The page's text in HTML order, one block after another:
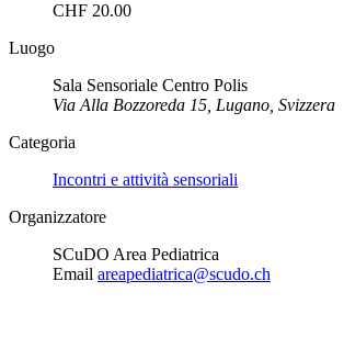
CHF 20.00
Luogo
Sala Sensoriale Centro Polis
Via Alla Bozzoreda 15, Lugano, Svizzera
Categoria
Incontri e attività sensoriali
Organizzatore
SCuDO Area Pediatrica
Email areapediatrica@scudo.ch